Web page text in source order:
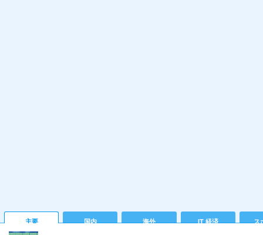
主要 国内 海外 IT 経済 ス